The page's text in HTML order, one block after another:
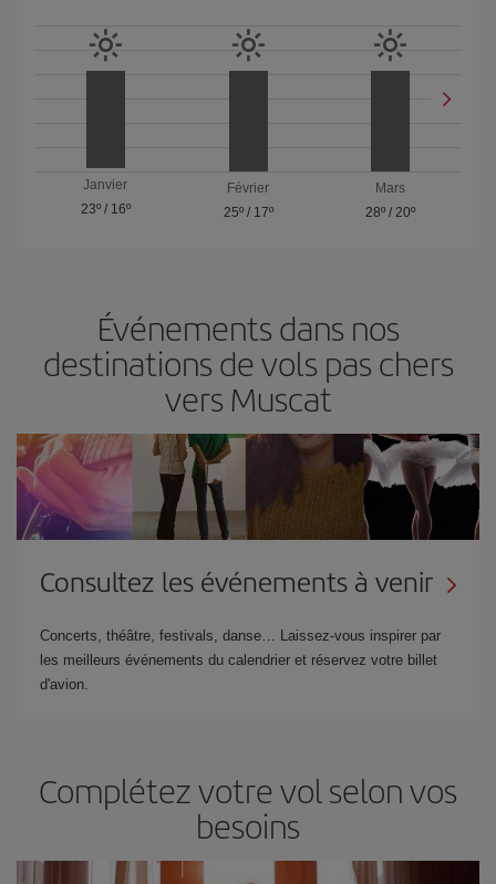
Janvier
23º/ 16º
Février
25º/ 17º
Mars
28º / 20º
Événements dans nos
destinations de vols pas chers
vers Muscat
Consultez les événements à venir
Concerts, théâtre, festivals, danse… Laissez-vous inspirer par
les meilleurs événements du calendrier et réservez votre billet
d'avion.
Complétez votre vol selon vos
besoins